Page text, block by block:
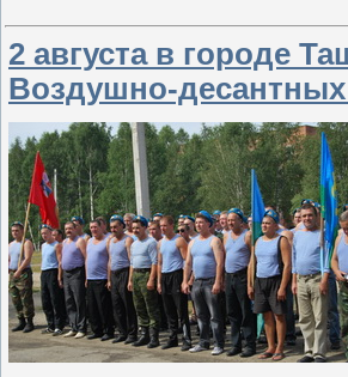
2 августа в городе
Воздушно-десантных